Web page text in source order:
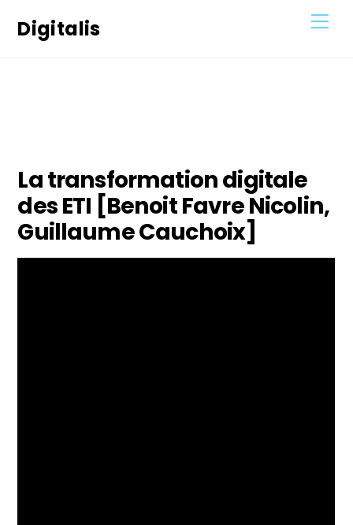
Digitalis
La transformation digitale
des ETI [Benoit Favre Nicolin,
Guillaume Cauchoix]